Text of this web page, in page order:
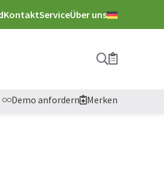
KontaktServiceÜber uns
Suche
Merkliste
Demo anfordern Merken